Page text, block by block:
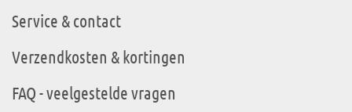
Service & contact
Verzendkosten & kortingen
FAQ - veelgestelde vragen